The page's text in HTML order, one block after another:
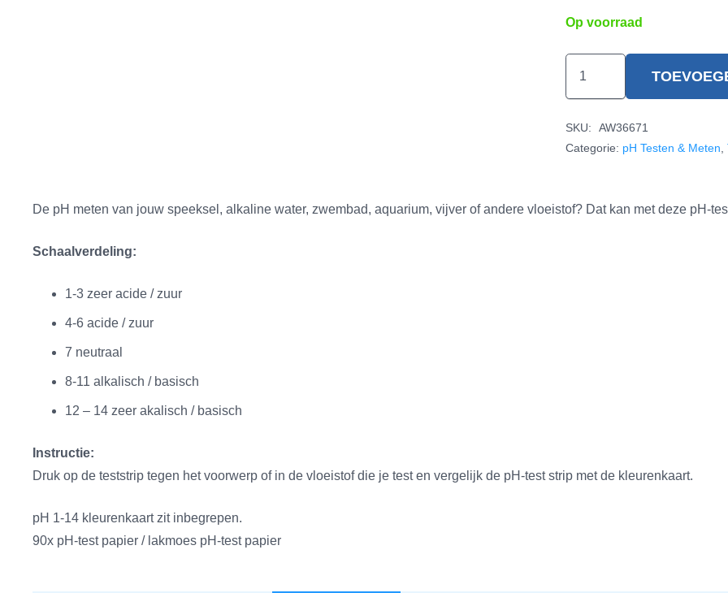
Op voorraad
SKU:
AW36671
Categorie: pH Testen & Meten,
De pH meten van jouw speeksel, alkaline water, zwembad, aquarium, vijver of andere vloeistof? Dat kan met deze pH-
Schaalverdeling:
1-3 zeer acide / zuur
4-6 acide / zuur
7 neutraal
8-11 alkalisch / basisch
12 – 14 zeer akalisch / basisch
Instructie:
Druk op de teststrip tegen het voorwerp of in de vloeistof die je test en vergelijk de pH-test strip met de kleurenkaart.
pH 1-14 kleurenkaart zit inbegrepen.
90x pH-test papier / lakmoes pH-test papier